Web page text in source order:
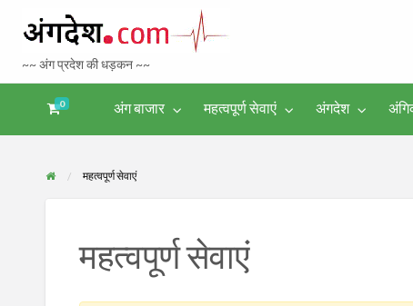
अंगिका-
साहित्य
अंग-
अंग-
अंग-
Tourism
~~ अंग प्रदेश की धड़कन ~~
0 अंग बाजार महत्वपूर्ण सेवाएं अंगदेश
महत्वपूर्ण सेवाएं
महत्वपूर्ण सेवाएं